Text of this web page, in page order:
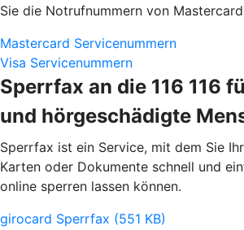
Sie die Notrufnummern von
Mastercard Servicenummern
Visa Servicenummern
Sperrfax an die 116 116
und hörgeschädigte
Sperrfax ist ein Service, mit dem Sie
Karten oder Dokumente schnell und
online sperren lassen können.
girocard Sperrfax (551 KB)